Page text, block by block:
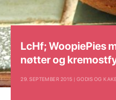
LcHf; WoopiePies
nøtter og
29. SEPTEMBER 2015 | GODIS OG